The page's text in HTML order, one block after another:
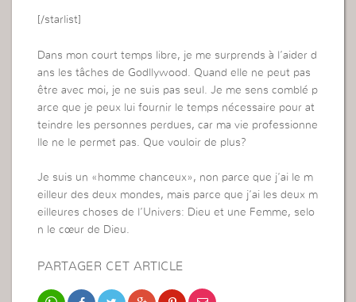
[/starlist]
Dans mon court temps libre, je me surprends à l’aider d
ans les tâches de Godllywood. Quand elle ne peut pas
être avec moi, je ne suis pas seul. Je me sens comblé p
arce que je peux lui fournir le temps nécessaire pour at
teindre les personnes perdues, car ma vie professionne
lle ne le permet pas. Que vouloir de plus?
Je suis un «homme chanceux», non parce que j’ai le m
eilleur des deux mondes, mais parce que j’ai les deux m
eilleures choses de l’Univers: Dieu et une Femme, selo
n le cœur de Dieu.
PARTAGER CET ARTICLE